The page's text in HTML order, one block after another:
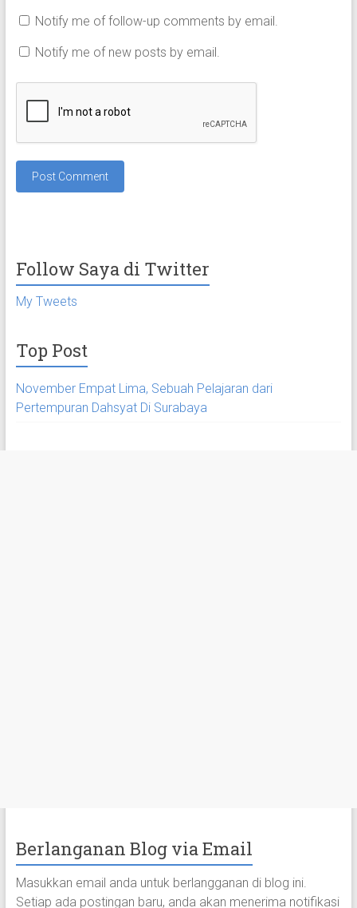
Notify me of follow-up comments by email.
Notify me of new posts by email.
Follow Saya di Twitter
My Tweets
Top Post
November Empat Lima, Sebuah Pelajaran dari
Pertempuran Dahsyat Di Surabaya
Berlanganan Blog via Email
Masukkan email anda untuk berlangganan di blog ini.
Setiap ada postingan baru, anda akan menerima notifikasi